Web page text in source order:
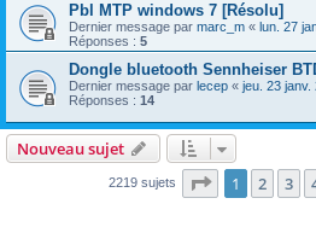
Pbl MTP windows 7 [Résolu]
Dernier message par marc_m « lun. 27
Réponses : 5
Dongle bluetooth Sennheiser
Dernier message par lecep « jeu. 23 janv.
Réponses : 14
Nouveau sujet
2219 sujets Page 1sur89
1 2 3